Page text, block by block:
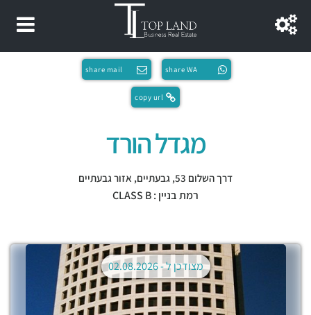
share WA
share mail
copy url
מגדל הורד
דרך השלום 53, גבעתיים, אזור גבעתיים
רמת בניין : CLASS B
מצודכן ל -02.08.2026